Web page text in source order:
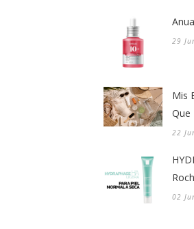
29
Mis
Que
22
02